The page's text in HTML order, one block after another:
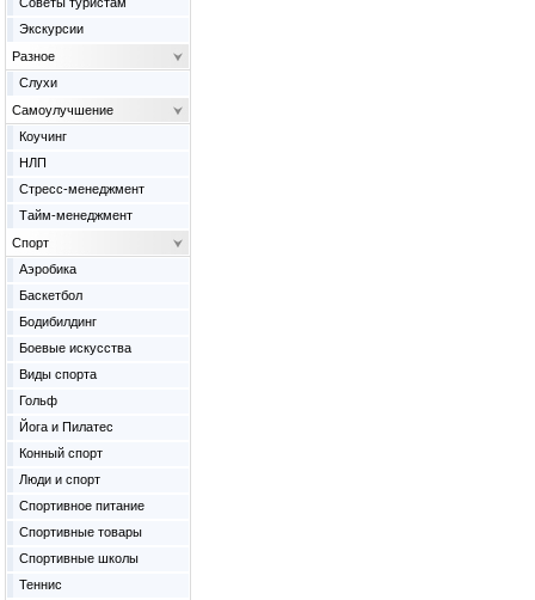
Экскурсии
Разное
Слухи
Самоулучшение
Коучинг
НЛП
Стресс-менеджмент
Тайм-менеджмент
Спорт
Аэробика
Баскетбол
Бодибилдинг
Боевые искусства
Виды спорта
Гольф
Йога и Пилатес
Конный спорт
Люди и спорт
Спортивное питание
Спортивные товары
Спортивные школы
Теннис